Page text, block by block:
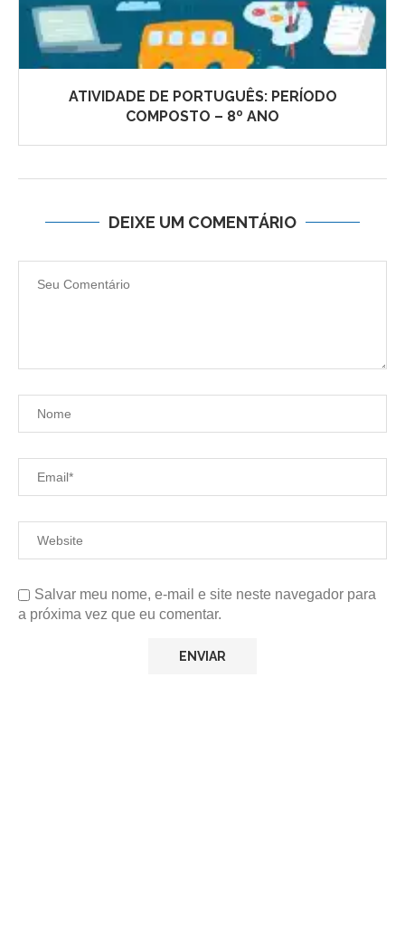
ATIVIDADE DE PORTUGUÊS: PERÍODO
COMPOSTO – 8º ANO
DEIXE UM COMENTÁRIO
Salvar meu nome, e-mail e site neste navegador para
a próxima vez que eu comentar.